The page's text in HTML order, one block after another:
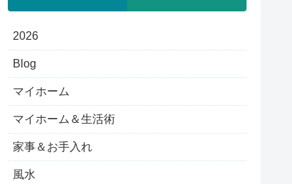
2026
Blog
マイホーム
マイホーム＆生活術
家事＆お手入れ
風水